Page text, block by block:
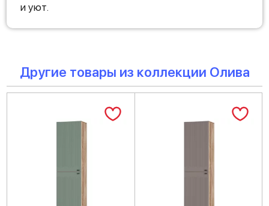
и уют.
Другие товары из коллекции Олива